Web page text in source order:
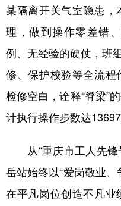
某隔离开关气室隐患
理，做到操作零差错
例、无经验的硬仗，班
修、保护校验等全流
检修空白，诠释“脊梁”
计执行操作步数达13697
从“重庆市工人先锋
岳站始终以“爱岗敬业、
在平凡岗位创造不凡